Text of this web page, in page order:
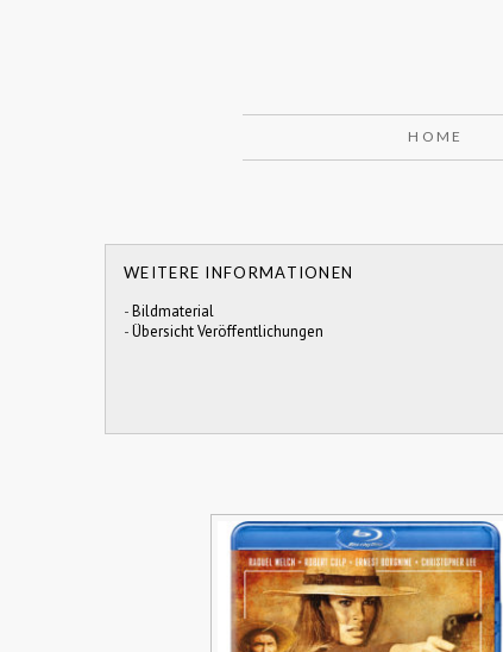
HOME
WEITERE INFORMATIONEN
-Bildmaterial
-Übersicht Veröffentlichungen